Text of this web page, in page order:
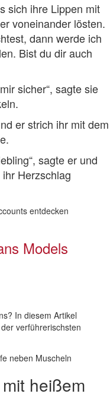
sich ihre Lippen mit
voneinander lösten.
dann werde ich
Bist du dir auch
sicher“, sagte sie
er strich ihr mit dem
sagte er und
Herzschlag
Models
In diesem Artikel
verführerischsten
heißem